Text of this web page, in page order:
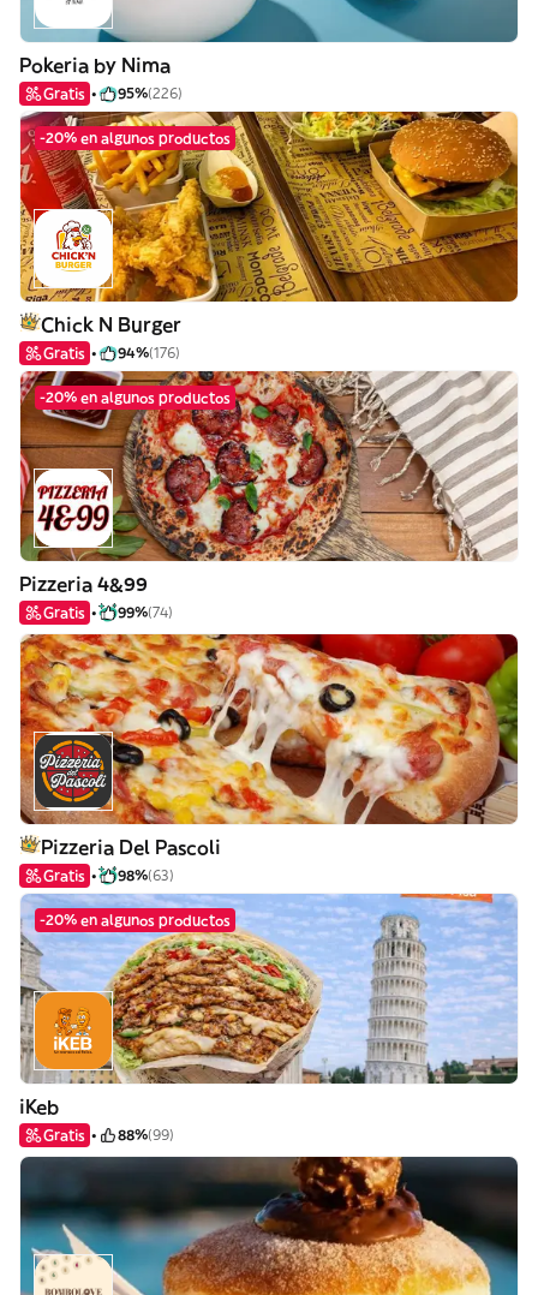
Pokeria by Nima
Gratis 95%(226)
-20% en algunos productos
Chick N Burger
Gratis 94%(176)
-20% en algunos productos
Pizzeria 4&99
Gratis 99%(74)
Pizzeria Del Pascoli
Gratis 98%(63)
-20% en algunos productos
iKeb
Gratis 88%(99)